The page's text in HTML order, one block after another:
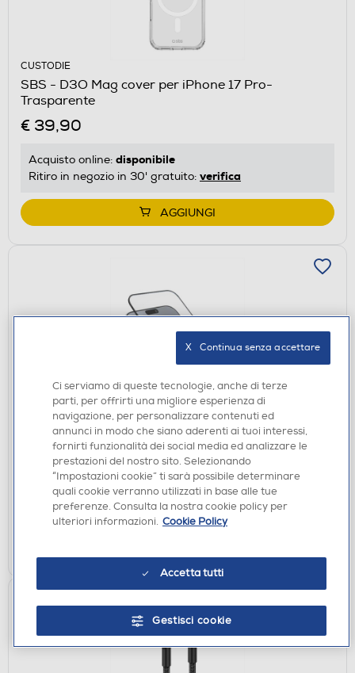
CUSTODIE
SBS - D3O Mag cover per iPhone 17 Pro-
Trasparente
€ 39,90
Acquisto online: disponibile
Ritiro in negozio in 30' gratuito: verifica
AGGIUNGI
SCREEN PROTECTOR
SBS - Full cover glass iPhone 17 Pro Max/16 Pro
Max-Nero
€ 39,90
Acquisto online:disponibile
Ritiro in negozio in 30' gratuito:verifica
Ci serviamo di queste tecnologie, anche di terze
parti, per offrirti una migliore esperienza di
navigazione, per personalizzare contenuti ed
annunci in modo che siano aderenti ai tuoi interessi,
fornirti funzionalità dei social media ed analizzare le
prestazioni del nostro sito. Selezionando
“Impostazioni cookie” ti sarà possibile determinare
quali cookie verranno utilizzati in base alle tue
preferenze. Consulta la nostra cookie policy per
ulteriori informazioni. Cookie Policy
Accetta tutti
Gestisci cookie
X   Continua senza accettare